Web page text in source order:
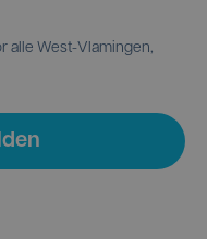
alle West-Vlamingen,